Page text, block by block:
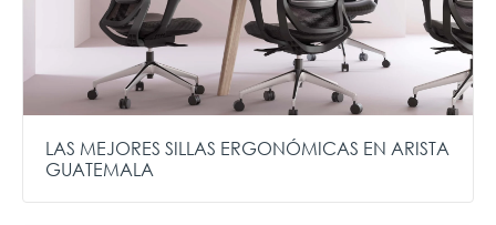
LAS MEJORES SILLAS ERGONÓMICAS EN ARISTA
GUATEMALA